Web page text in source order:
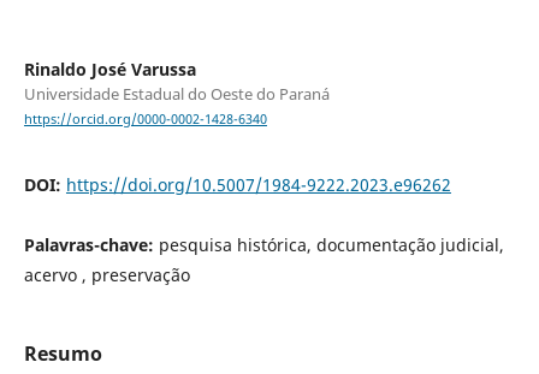
Rinaldo José Varussa
Universidade Estadual do Oeste do Paraná
https://orcid.org/0000-0002-1428-6340
DOI: https://doi.org/10.5007/1984-9222.2023.e96262
Palavras-chave: pesquisa histórica, documentação judicial,
acervo , preservação
Resumo